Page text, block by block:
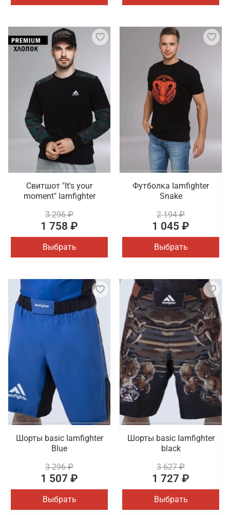
Свитшот "It's your
moment" Iamfighter
3 296 ₽
1 758 ₽
Выбрать
Футболка Iamfighter
Snake
2 194 ₽
1 045 ₽
Выбрать
Шорты basic Iamfighter
Blue
3 296 ₽
1 507 ₽
Выбрать
Шорты basic Iamfighter
black
3 627 ₽
1 727 ₽
Выбрать